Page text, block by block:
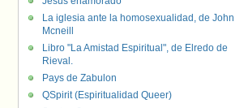
La iglesia ante la homosexualidad, de John
Mcneill
Libro "La Amistad Espiritual", de Elredo de
Rieval.
Pays de Zabulon
QSpirit (Espiritualidad Queer)